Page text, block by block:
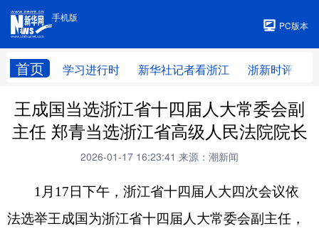
手机版
PC版本
首页 学习进行时 新华社记者看浙江 浙新时评
手机版
王成国当选浙江省十四届人大常委会副
主任 郑青当选浙江省高级人民法院院长
2026-01-17 16:23:41 来源：潮新闻
1月17日下午，浙江省十四届人大四次会议依
法选举王成国为浙江省十四届人大常委会副主任，